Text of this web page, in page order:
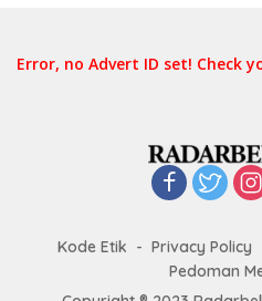
Error, no Advert ID set! Check
Kode Etik Privacy Policy
Pedoman